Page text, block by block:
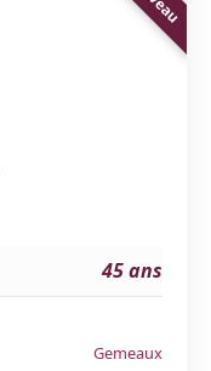
45 ans
Gemeaux